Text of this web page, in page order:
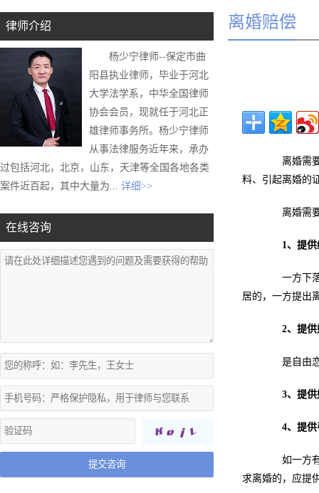
律师介绍
杨少宁律师--保定市曲
阳县执业律师，毕业于河北
大学法学系，中华全国律师
协会会员，现就任于河北正
雄律师事务所。杨少宁律师
从事法律服务近年来，承办
过包括河北，北京，山东，天津等全国各地各类
案件近百起，其中大量为... 详细>>
在线咨询
提交咨询
离婚赔偿
离婚需要
料、引起离婚的
离婚需要
1、提
一方下落
居的，一方提出
2、提
是自由恋
3、提
4、提
如一方有
求离婚的，应提